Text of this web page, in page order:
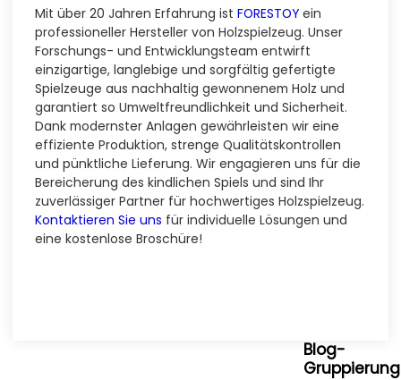
Mit über 20 Jahren Erfahrung ist FORESTOYein
professioneller Hersteller von Holzspielzeug. Unser
Forschungs- und Entwicklungsteam entwirft
einzigartige, langlebige und sorgfältig gefertigte
Spielzeuge aus nachhaltig gewonnenem Holz und
garantiert so Umweltfreundlichkeit und Sicherheit.
Dank modernster Anlagen gewährleisten wir eine
effiziente Produktion, strenge Qualitätskontrollen
und pünktliche Lieferung. Wir engagieren uns für die
Bereicherung des kindlichen Spiels und sind Ihr
zuverlässiger Partner für hochwertiges Holzspielzeug.
Kontaktieren Sie uns für individuelle Lösungen und
eine kostenlose Broschüre!
Blog-
Gruppierung